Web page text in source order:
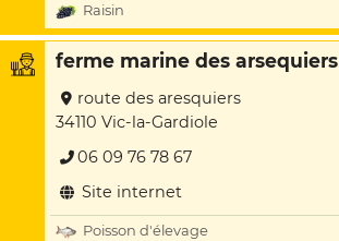
Raisin
ferme marine des arsequiers
route des aresquiers
34110 Vic-la-Gardiole
06 09 76 78 67
Site internet
Poisson d'élevage